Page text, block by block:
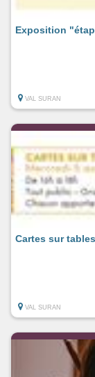
Exposition
VAL SURAN
Cartes sur
VAL SURAN